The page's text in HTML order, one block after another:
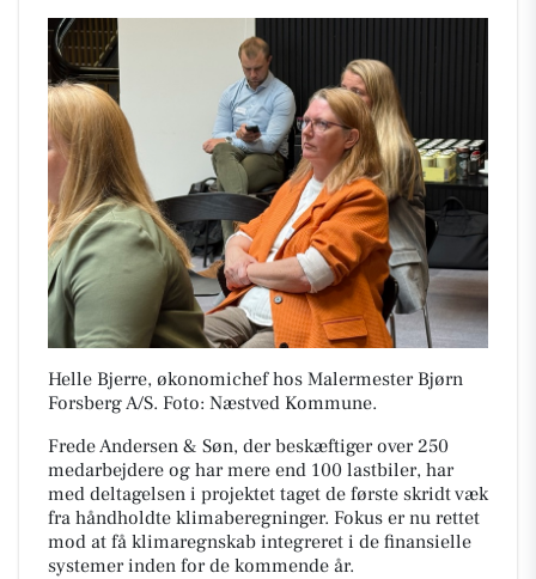
Helle Bjerre, økonomichef hos Malermester Bjørn
Forsberg A/S. Foto: Næstved Kommune.
Frede Andersen & Søn, der beskæftiger over 250
medarbejdere og har mere end 100 lastbiler, har
med deltagelsen i projektet taget de første skridt væk
fra håndholdte klimaberegninger. Fokus er nu rettet
mod at få klimaregnskab integreret i de finansielle
systemer inden for de kommende år.